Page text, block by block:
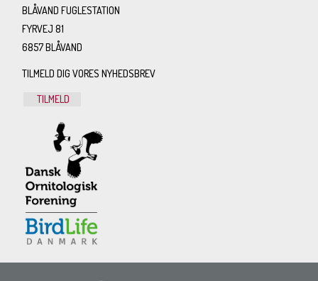
BLÅVAND FUGLESTATION
FYRVEJ 81
6857 BLÅVAND
TILMELD DIG VORES NYHEDSBREV
TILMELD